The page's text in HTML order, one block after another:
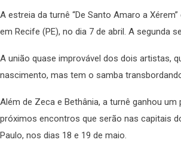
A estreia da turnê “De Santo Amaro a
em Recife (PE), no dia 7 de abril. A segunda
A união quase improvável dos dois artistas,
nascimento, mas tem o samba
Além de Zeca e Bethânia, a turnê ganhou
próximos encontros que serão nas capitais
Paulo, nos dias 18 e 19 de maio.